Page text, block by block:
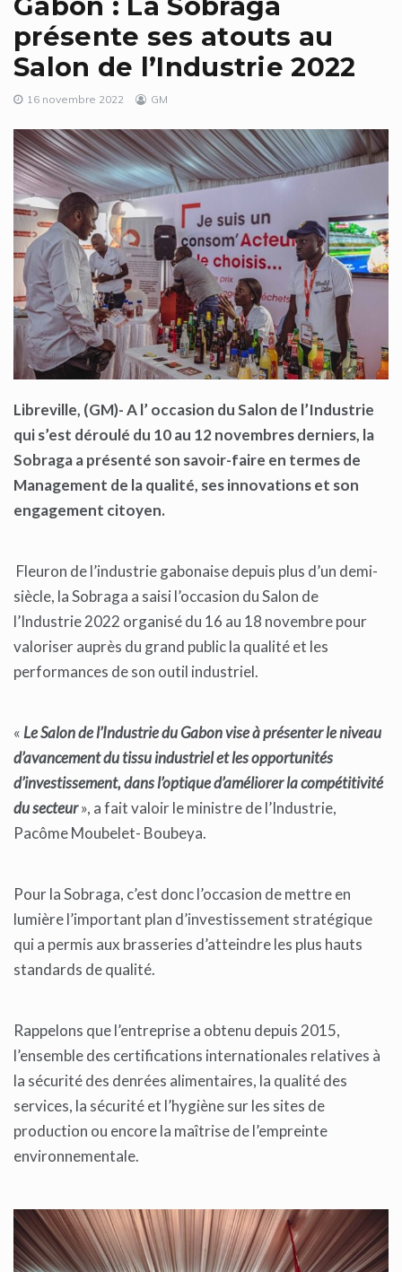
présente ses atouts au
Salon de l’Industrie 2022
16 novembre 2022 GM
Libreville, (GM)- A l’ occasion du Salon de l’Industrie
qui s’est déroulé du 10 au 12 novembres derniers, la
Sobraga a présenté son savoir-faire en termes de
Management de la qualité, ses innovations et son
engagement citoyen.
Fleuron de l’industrie gabonaise depuis plus d’un demi-
siècle, la Sobraga a saisi l’occasion du Salon de
l’Industrie 2022 organisé du 16 au 18 novembre pour
valoriser auprès du grand public la qualité et les
performances de son outil industriel.
« Le Salon de l’Industrie du Gabon vise à présenter le niveau
d’avancement du tissu industriel et les opportunités
d’investissement, dans l’optique d’améliorer la compétitivité
du secteur», a fait valoir le ministre de l’Industrie,
Pacôme Moubelet- Boubeya.
Pour la Sobraga, c’est donc l’occasion de mettre en
lumière l’important plan d’investissement stratégique
qui a permis aux brasseries d’atteindre les plus hauts
standards de qualité.
Rappelons que l’entreprise a obtenu depuis 2015,
l’ensemble des certifications internationales relatives à
la sécurité des denrées alimentaires, la qualité des
services, la sécurité et l’hygiène sur les sites de
production ou encore la maîtrise de l’empreinte
environnementale.